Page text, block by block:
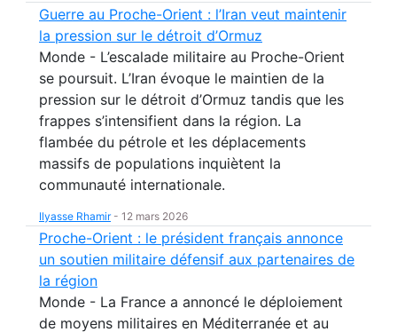
Guerre au Proche-Orient : l’Iran veut maintenir
la pression sur le détroit d’Ormuz
Monde - L’escalade militaire au Proche-Orient
se poursuit. L’Iran évoque le maintien de la
pression sur le détroit d’Ormuz tandis que les
frappes s’intensifient dans la région. La
flambée du pétrole et les déplacements
massifs de populations inquiètent la
communauté internationale.
Ilyasse Rhamir- 12 mars 2026
Proche-Orient : le président français annonce
un soutien militaire défensif aux partenaires de
la région
Monde - La France a annoncé le déploiement
de moyens militaires en Méditerranée et au